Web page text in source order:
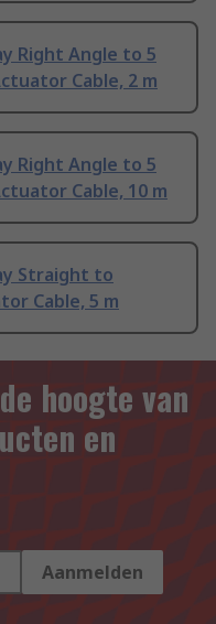
Right Angle to 5
Cable, 2 m
Right Angle to 5
Cable, 10 m
Straight to
Cable, 5 m
hoogte van
en
Aanmelden